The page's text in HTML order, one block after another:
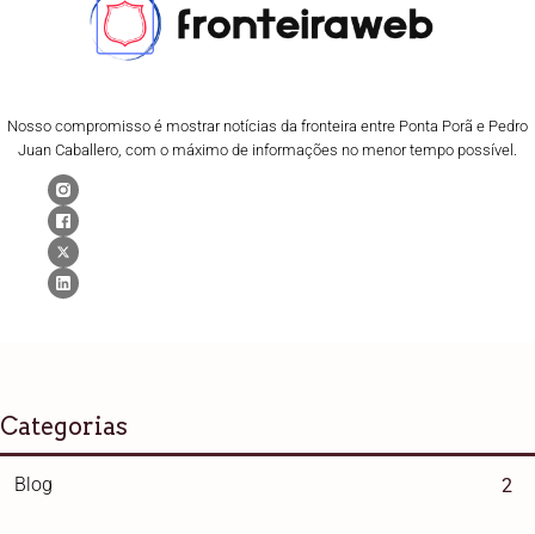
Nosso compromisso é mostrar notícias da fronteira entre Ponta Porã e Pedro
Juan Caballero, com o máximo de informações no menor tempo possível.
Categorias
Blog 2